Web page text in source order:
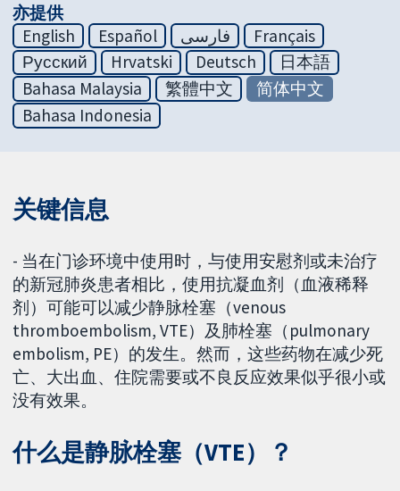
亦提供
English
Español فارسی
Français
Русский
Hrvatski Deutsch
日本語
Bahasa Malaysia
繁體中文
简体中文
Bahasa Indonesia
关键信息
- 当在门诊环境中使用时，与使用安慰剂或未治疗
的新冠肺炎患者相比，使用抗凝血剂（血液稀释
剂）可能可以减少静脉栓塞（venous
thromboembolism, VTE）及肺栓塞（pulmonary
embolism, PE）的发生。然而，这些药物在减少死
亡、大出血、住院需要或不良反应效果似乎很小或
没有效果。
什么是静脉栓塞（VTE）？